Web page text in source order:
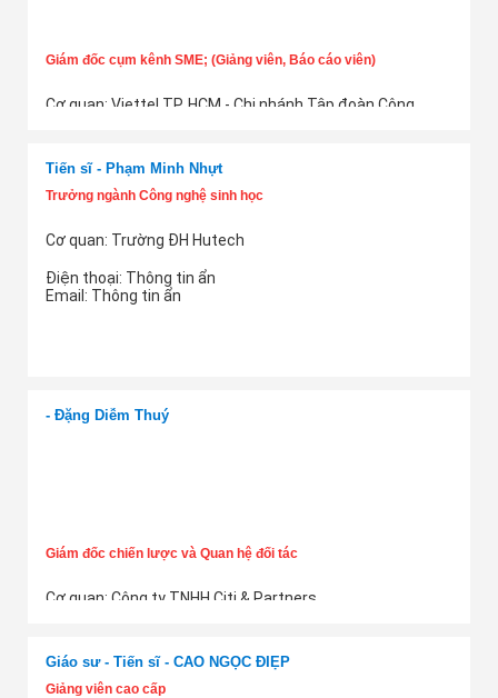
Giám đốc cụm kênh SME; (Giảng viên, Báo cáo viên)
Cơ quan: Viettel TP. HCM - Chi nhánh Tập đoàn Công
Email:Thông tin ẩn
Tiến sĩ - Phạm Minh Nhựt
Trưởng ngành Công nghệ sinh học
Cơ quan: Trường ĐH Hutech
Điện thoại: Thông tin ẩn
Email: Thông tin ẩn
- Đặng Diễm Thuý
Giám đốc chiến lược và Quan hệ đối tác
Cơ quan: Công ty TNHH Citi & Partners
Email:
Thông tin ẩn
Giáo sư - Tiến sĩ - CAO NGỌC ĐIỆP
Giảng viên cao cấp